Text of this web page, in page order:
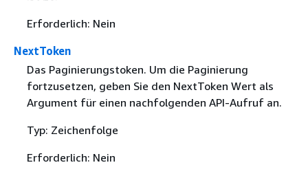
Erforderlich: Nein
NextToken
Das Paginierungstoken. Um die Paginierung
fortzusetzen, geben Sie den NextToken Wert als
Argument für einen nachfolgenden API-Aufruf an.
Typ: Zeichenfolge
Erforderlich: Nein